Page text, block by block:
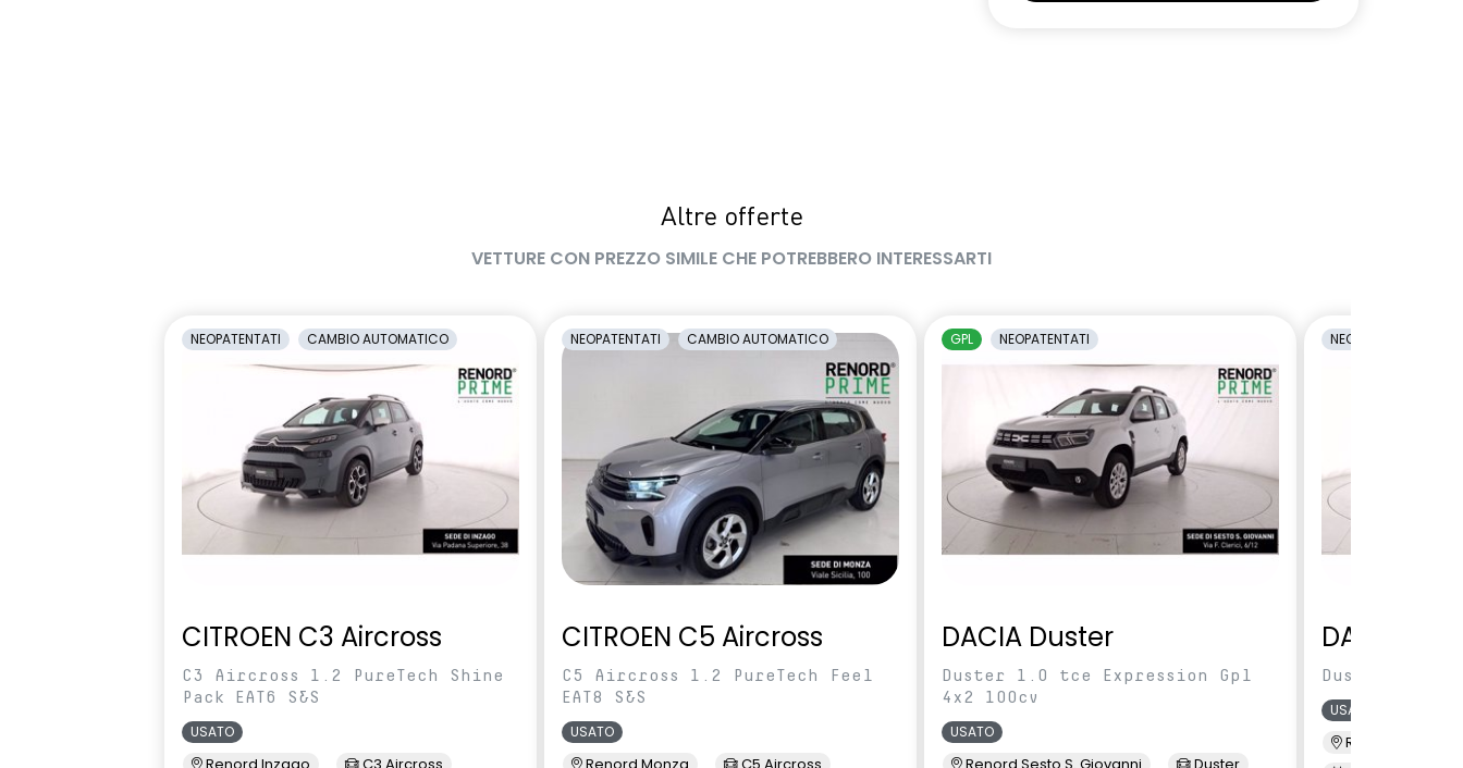
Altre offerte
VETTURE CON PREZZO SIMILE CHE POTREBBERO INTERESSARTI
NEOPATENTATI CAMBIO AUTOMATICO
CITROEN C3 Aircross
C3 Aircross 1.2 PureTech Shine
Pack EAT6 S&S
USATO
NEOPATENTATI CAMBIO AUTOMATICO
CITROEN C5 Aircross
C5 Aircross 1.2 PureTech Feel
EAT8 S&S
USATO
GPL NEOPATENTATI
DACIA Duster
Duster 1.0 tce Expression Gpl
4x2 100cv
USATO
NEOPATENTATI
DACIA
Duster 1.0
USATO
Renord MI